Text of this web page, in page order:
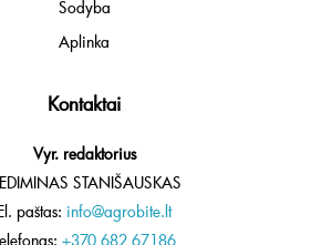
Sodyba
Aplinka
Kontaktai
Vyr. redaktorius
STANIŠAUSKAS
paštas: info@agrobite.lt
+370 682 67186